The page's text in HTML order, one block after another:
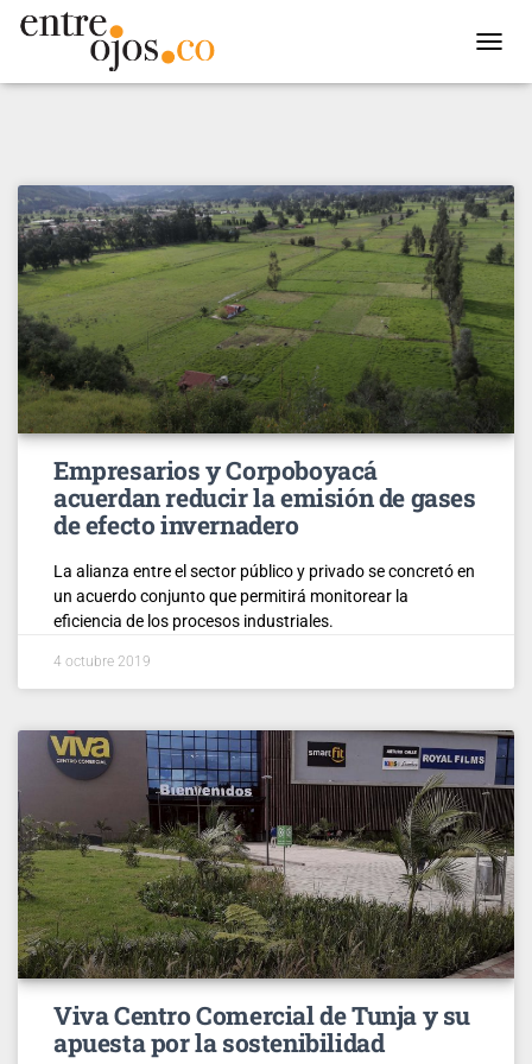
Empresarios y Corpoboyacá
acuerdan reducir la emisión de gases
de efecto invernadero
La alianza entre el sector público y privado se concretó en
un acuerdo conjunto que permitirá monitorear la
eficiencia de los procesos industriales.
4 octubre 2019
Viva Centro Comercial de Tunja y su
apuesta por la sostenibilidad